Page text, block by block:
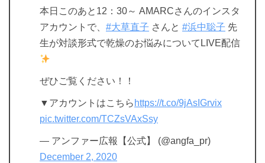
本日このあと12：30～ AMARCさんのインスタ
アカウントで、 #大草直子 さんと #浜中聡子 先
生が対談形式で乾燥のお悩みについてLIVE配信
ぜひご覧ください！！
▼アカウントはこちら https://t.co/9jAsIGrvix
pic.twitter.com/TCZsVAxSsy
— アンファー広報【公式】 (@angfa_pr)
December 2, 2020